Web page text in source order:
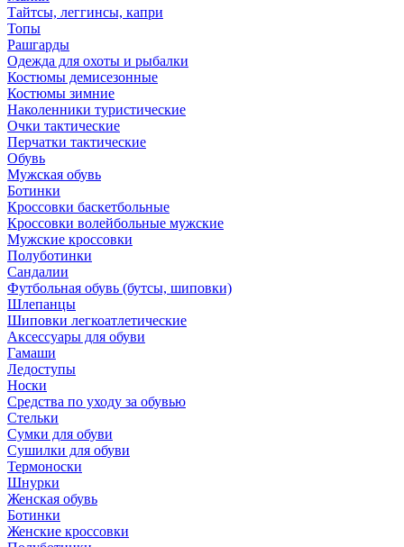
Тайтсы, леггинсы, капри
Топы
Рашгарды
Одежда для охоты и рыбалки
Костюмы демисезонные
Костюмы зимние
Наколенники туристические
Очки тактические
Перчатки тактические
Обувь
Мужская обувь
Ботинки
Кроссовки баскетбольные
Кроссовки волейбольные мужские
Мужские кроссовки
Полуботинки
Сандалии
Футбольная обувь (бутсы, шиповки)
Шлепанцы
Шиповки легкоатлетические
Аксессуары для обуви
Гамаши
Ледоступы
Носки
Средства по уходу за обувью
Стельки
Сумки для обуви
Сушилки для обуви
Термоноски
Шнурки
Женская обувь
Ботинки
Женские кроссовки